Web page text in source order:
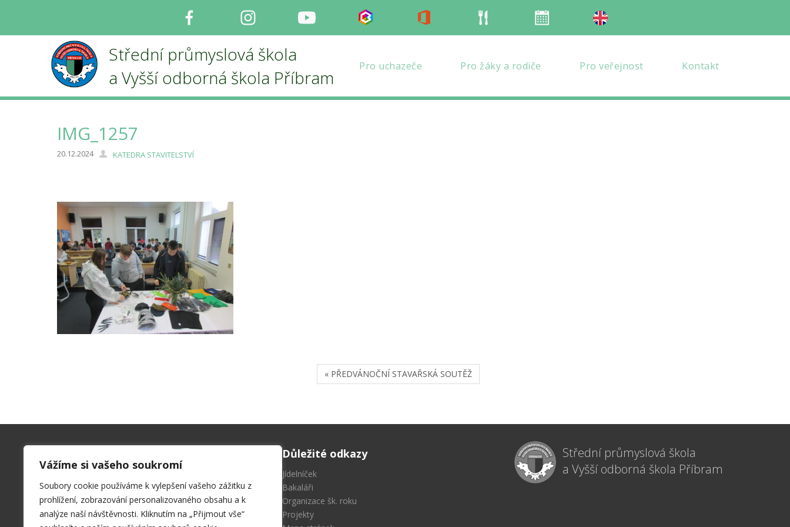
Vážíme si vašeho soukromí
Soubory cookie používáme k vylepšení vašeho zážitku z
prohlížení, zobrazování personalizovaného obsahu a k
analýze naší návštěvnosti. Kliknutím na „Přijmout vše“
Youtube Organizace školního roku
Střední průmyslová škola
a Vyšší odborná škola Příbram
Pro uchazeče Pro žáky a rodiče Pro veřejnost Kontakt
IMG_1257
20.12.2024 KATEDRA STAVITELSTVÍ
« PŘEDVÁNOČNÍ STAVAŘSKÁ SOUTĚŽ
Hrabákova 271, 261 01 Příbram II
sekret@spspb.cz
+420 326 551 611
Důležité odkazy
Jídelníček
Bakaláři
Organizace šk. roku
Projekty
Střední průmyslová škola
a Vyšší odborná škola Příbram